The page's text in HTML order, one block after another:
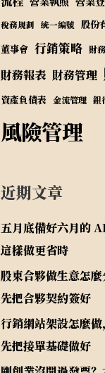
稅務規劃 統一編號 股份
董事會 行銷策略 財務
財務報表 財務管理
資產負債表 金流管理 銀
風險管理
近期文章
五月底備好六月的
這樣做更省時
股東合夥做生意怎
先把合夥契約簽好
行銷網站架設怎麼
先把接單基礎做好